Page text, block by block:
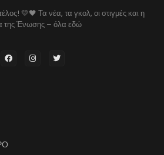
💛🖤 Τα νέα, τα γκολ, οι στιγμές και η
της Ένωσης – όλα εδώ